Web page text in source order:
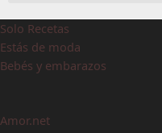
Solo Recetas
Estás de moda
Bebés y embarazos
Amor.net